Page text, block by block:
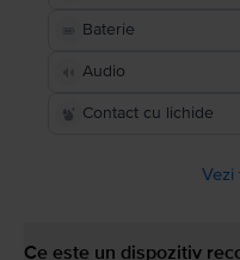
Baterie
Audio
Contact cu lichide
Vezi
Ce este un dispozitiv